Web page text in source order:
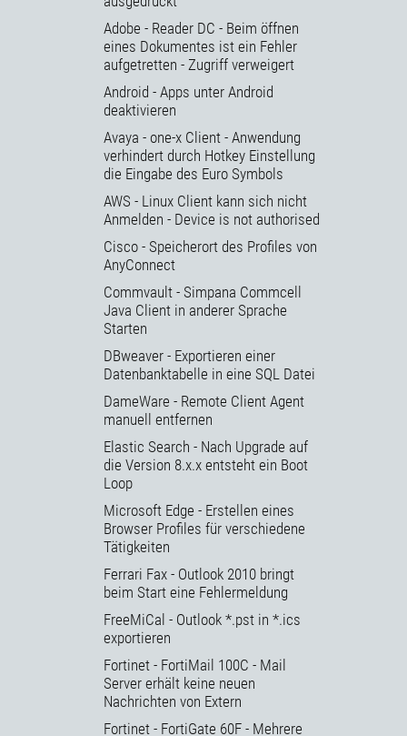
Adobe - Reader DC - Beim öffnen
eines Dokumentes ist ein Fehler
aufgetretten - Zugriff verweigert
Android - Apps unter Android
deaktivieren
Avaya - one-x Client - Anwendung
verhindert durch Hotkey Einstellung
die Eingabe des Euro Symbols
AWS - Linux Client kann sich nicht
Anmelden - Device is not authorised
Cisco - Speicherort des Profiles von
AnyConnect
Commvault - Simpana Commcell
Java Client in anderer Sprache
Starten
DBweaver - Exportieren einer
Datenbanktabelle in eine SQL Datei
DameWare - Remote Client Agent
manuell entfernen
Elastic Search - Nach Upgrade auf
die Version 8.x.x entsteht ein Boot
Loop
Microsoft Edge - Erstellen eines
Browser Profiles für verschiedene
Tätigkeiten
Ferrari Fax - Outlook 2010 bringt
beim Start eine Fehlermeldung
FreeMiCal - Outlook *.pst in *.ics
exportieren
Fortinet - FortiMail 100C - Mail
Server erhält keine neuen
Nachrichten von Extern
Fortinet - FortiGate 60F - Mehrere